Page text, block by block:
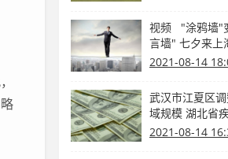
视频 "涂鸦墙"
言墙" 七夕来上
卡吧
2021-08-14
武汉市江夏区
域规模 湖北省
2021-08-14